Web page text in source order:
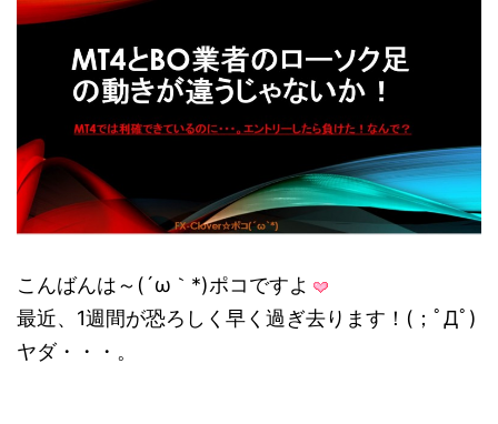
こんばんは～(´ω｀*)ポコですよ
最近、1週間が恐ろしく早く過ぎ去ります！(；ﾟДﾟ)
ヤダ・・・。